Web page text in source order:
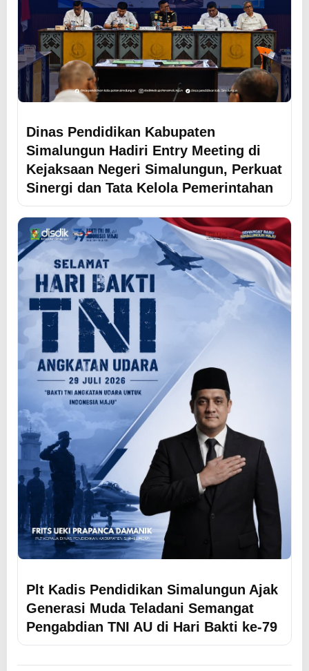
Dinas Pendidikan Kabupaten
Simalungun Hadiri Entry Meeting di
Kejaksaan Negeri Simalungun, Perkuat
Sinergi dan Tata Kelola Pemerintahan
Plt Kadis Pendidikan Simalungun Ajak
Generasi Muda Teladani Semangat
Pengabdian TNI AU di Hari Bakti ke-79